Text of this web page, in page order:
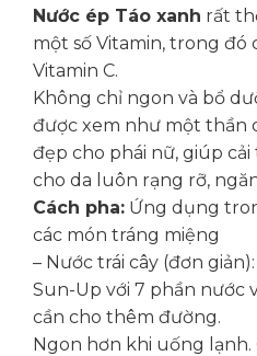
Nước ép Táo xanh rất
một số Vitamin, trong đó
Vitamin C.
Không chỉ ngon và bổ
được xem như một thần
đẹp cho phái nữ, giúp
cho da luôn rạng rỡ,
Cách pha:Ứng dụng
các món tráng miệng
– Nước trái cây (đơn
Sun-Up với 7 phần nước
cần cho thêm đường.
Ngon hơn khi uống